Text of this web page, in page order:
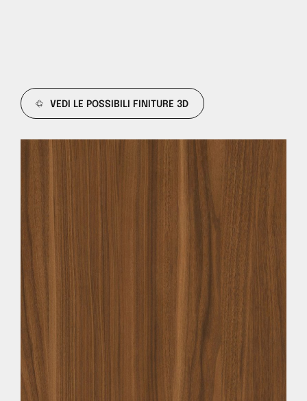
VEDI LE POSSIBILI FINITURE 3D